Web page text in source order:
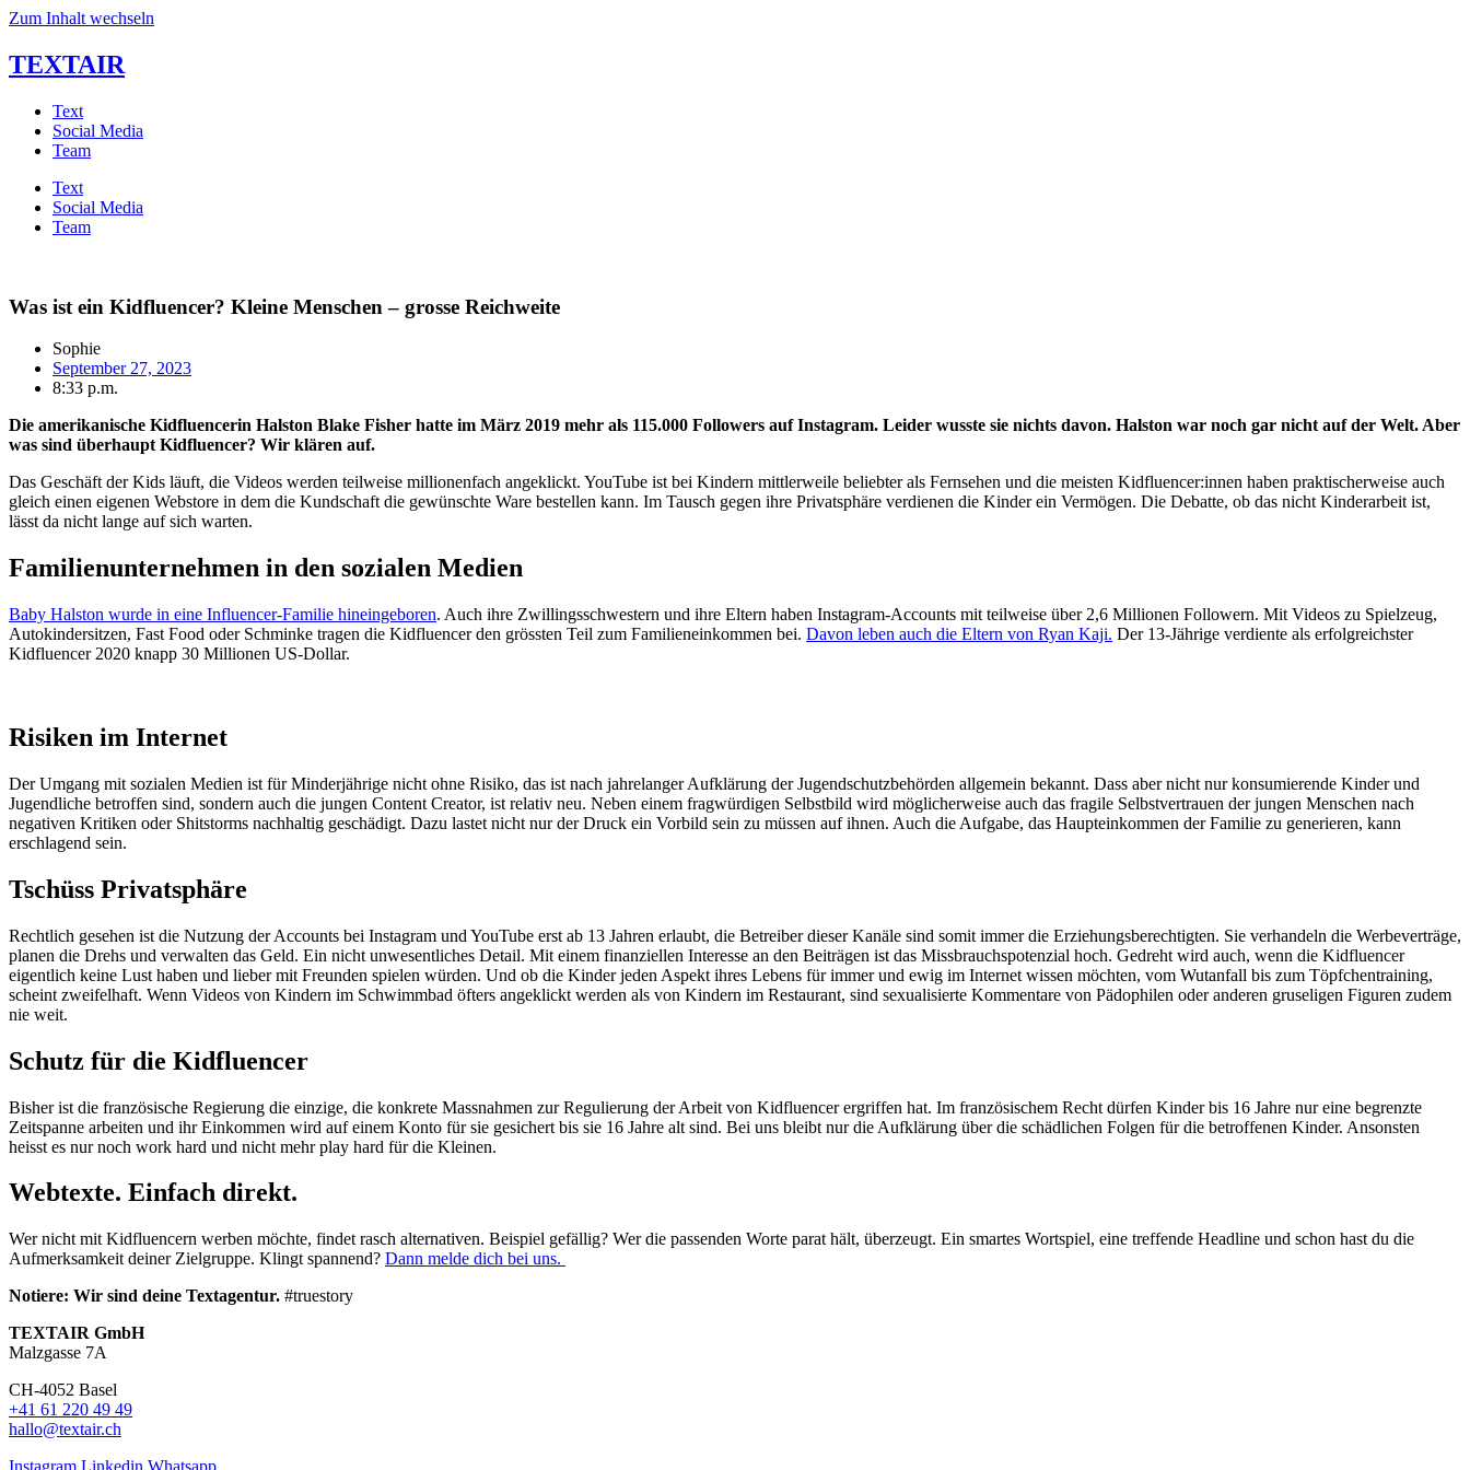
Zum Inhalt wechseln
TEXTAIR
Text
Social Media
Team
Text
Social Media
Team
Was ist ein Kidfluencer? Kleine Menschen – grosse Reichweite
Sophie
September 27, 2023
8:33 p.m.
Die amerikanische Kidfluencerin Halston Blake Fisher hatte im März 2019 mehr als 115.000 Followers auf Instagram. Leider wusste sie nichts davon. Halston war noch gar nicht auf der Welt. Aber
was sind überhaupt Kidfluencer? Wir klären auf.
Das Geschäft der Kids läuft, die Videos werden teilweise millionenfach angeklickt. YouTube ist bei Kindern mittlerweile beliebter als Fernsehen und die meisten Kidfluencer:innen haben praktischerweise auch
gleich einen eigenen Webstore in dem die Kundschaft die gewünschte Ware bestellen kann. Im Tausch gegen ihre Privatsphäre verdienen die Kinder ein Vermögen. Die Debatte, ob das nicht Kinderarbeit ist,
lässt da nicht lange auf sich warten.
Familienunternehmen in den sozialen Medien
Baby Halston wurde in eine Influencer-Familie hineingeboren. Auch ihre Zwillingsschwestern und ihre Eltern haben Instagram-Accounts mit teilweise über 2,6 Millionen Followern. Mit Videos zu Spielzeug,
Autokindersitzen, Fast Food oder Schminke tragen die Kidfluencer den grössten Teil zum Familieneinkommen bei. Davon leben auch die Eltern von Ryan Kaji. Der 13-Jährige verdiente als erfolgreichster
Kidfluencer 2020 knapp 30 Millionen US-Dollar.
Risiken im Internet
Der Umgang mit sozialen Medien ist für Minderjährige nicht ohne Risiko, das ist nach jahrelanger Aufklärung der Jugendschutzbehörden allgemein bekannt. Dass aber nicht nur konsumierende Kinder und
Jugendliche betroffen sind, sondern auch die jungen Content Creator, ist relativ neu. Neben einem fragwürdigen Selbstbild wird möglicherweise auch das fragile Selbstvertrauen der jungen Menschen nach
negativen Kritiken oder Shitstorms nachhaltig geschädigt. Dazu lastet nicht nur der Druck ein Vorbild sein zu müssen auf ihnen. Auch die Aufgabe, das Haupteinkommen der Familie zu generieren, kann
erschlagend sein.
Tschüss Privatsphäre
Rechtlich gesehen ist die Nutzung der Accounts bei Instagram und YouTube erst ab 13 Jahren erlaubt, die Betreiber dieser Kanäle sind somit immer die Erziehungsberechtigten. Sie verhandeln die Werbeverträge,
planen die Drehs und verwalten das Geld. Ein nicht unwesentliches Detail. Mit einem finanziellen Interesse an den Beiträgen ist das Missbrauchspotenzial hoch. Gedreht wird auch, wenn die Kidfluencer
eigentlich keine Lust haben und lieber mit Freunden spielen würden. Und ob die Kinder jeden Aspekt ihres Lebens für immer und ewig im Internet wissen möchten, vom Wutanfall bis zum Töpfchentraining,
scheint zweifelhaft. Wenn Videos von Kindern im Schwimmbad öfters angeklickt werden als von Kindern im Restaurant, sind sexualisierte Kommentare von Pädophilen oder anderen gruseligen Figuren zudem
nie weit.
Schutz für die Kidfluencer
Bisher ist die französische Regierung die einzige, die konkrete Massnahmen zur Regulierung der Arbeit von Kidfluencer ergriffen hat. Im französischem Recht dürfen Kinder bis 16 Jahre nur eine begrenzte
Zeitspanne arbeiten und ihr Einkommen wird auf einem Konto für sie gesichert bis sie 16 Jahre alt sind. Bei uns bleibt nur die Aufklärung über die schädlichen Folgen für die betroffenen Kinder. Ansonsten
heisst es nur noch work hard und nicht mehr play hard für die Kleinen.
Webtexte. Einfach direkt.
Wer nicht mit Kidfluencern werben möchte, findet rasch alternativen. Beispiel gefällig? Wer die passenden Worte parat hält, überzeugt. Ein smartes Wortspiel, eine treffende Headline und schon hast du die
Aufmerksamkeit deiner Zielgruppe. Klingt spannend? Dann melde dich bei uns.
Notiere: Wir sind deine Textagentur. #truestory
TEXTAIR GmbH
Malzgasse 7A
CH-4052 Basel
+41 61 220 49 49
hallo@textair.ch